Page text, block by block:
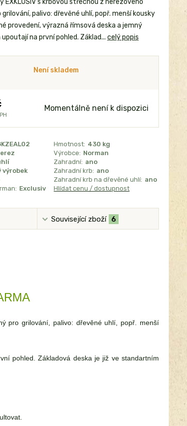
EXKLUSIV s krbovou střechou z nerezového
palivo: dřevěné uhlí, popř. menší kousky
provedení, výrazná římsová deska a jemný
na první pohled. Základ... celý popis
Není skladem
Momentálně není k dispozici
Hmotnost: 430 kg
Výrobce: Norman
Zahradní: ano
výrobek Zahradní krb: ano
Zahradní krb na dřevěné uhlí: ano
Exclusiv Hlídat cenu / dostupnost
Související zboží 6
pro grilování, palivo: dřevěné uhlí, popř. menší
pohled. Základová deska je již ve standartním